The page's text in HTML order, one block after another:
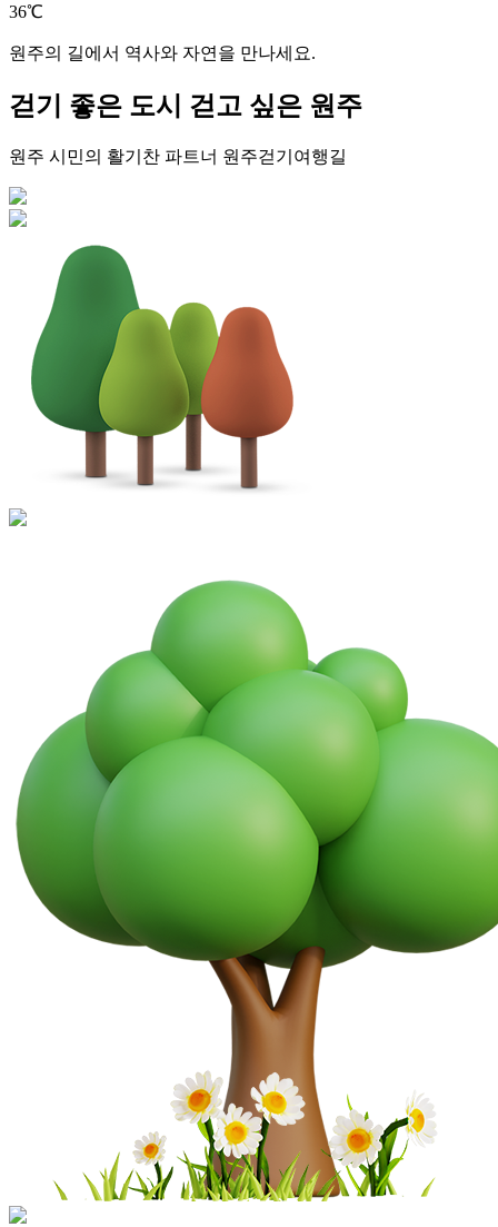
36℃
원주의 길에서 역사와 자연을 만나세요.
걷기 좋은 도시 걷고 싶은 원주
원주 시민의 활기찬 파트너 원주걷기여행길